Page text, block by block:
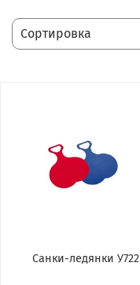
Санки-ледянки У722